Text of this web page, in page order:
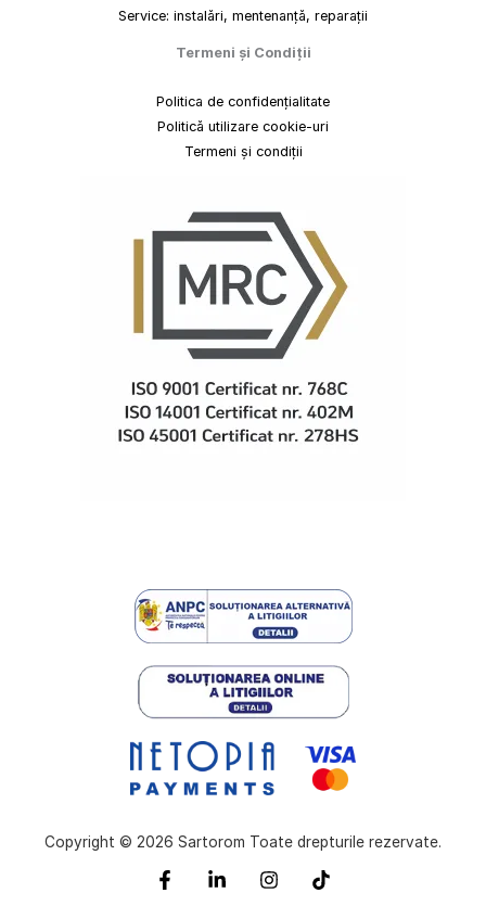
Service: instalări, mentenanță, reparații
Termeni și Condiții
Politica de confidențialitate
Politică utilizare cookie-uri
Termeni și condiții
Copyright © 2026 Sartorom Toate drepturile rezervate.